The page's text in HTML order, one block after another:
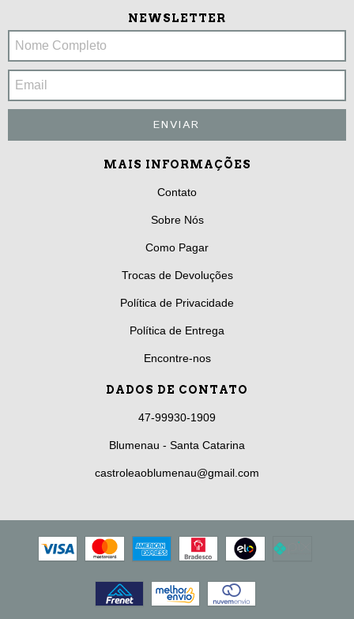
NEWSLETTER
MAIS INFORMAÇÕES
Contato
Sobre Nós
Como Pagar
Trocas de Devoluções
Política de Privacidade
Política de Entrega
Encontre-nos
DADOS DE CONTATO
47-99930-1909
Blumenau - Santa Catarina
castroleaoblumenau@gmail.com